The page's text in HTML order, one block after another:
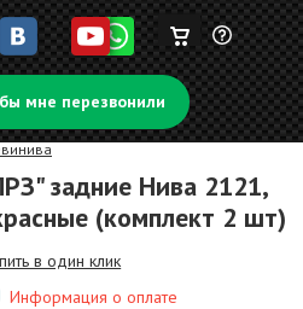
Задать
вопрос
Корзина
пуста
мне перезвонили
задние Нива 2121,
(комплект 2 шт)
в один клик
Информация о оплате